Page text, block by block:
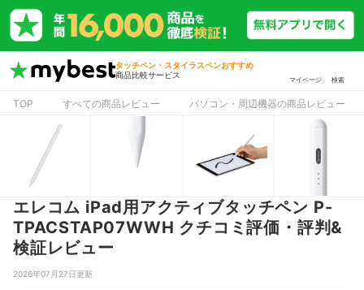
タッチペン・スタイラスペンおすすめ
商品比較サービス
マイページ 検索
TOP すべての商品レビュー パソコン・周辺機器の商品レビュー
エレコム iPad用アクティブタッチペン P-
TPACSTAP07WWH クチコミ評価・評判&
検証レビュー
2026年07月27日更新